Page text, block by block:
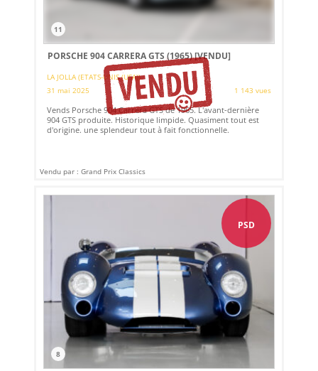
11
PORSCHE 904 CARRERA GTS (1965)[VENDU]
LA JOLLA (ETATS-UNIS (USA))
31 mai 2025
1 143 vues
Vends Porsche 904 Carrera GTS de 1965. L'avant-dernière
904 GTS produite. Historique limpide. Quasiment tout est
d'origine. une splendeur tout à fait fonctionnelle.
Vendu par : Grand Prix Classics
PSD
8